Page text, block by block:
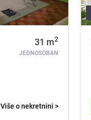
31 m2
JEDNOSOBAN
Više o nekretnini >